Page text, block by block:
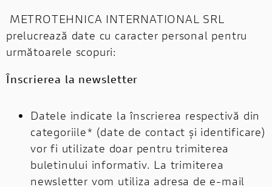
METROTEHNICA INTERNATIONAL SRL
prelucrează date cu caracter personal pentru
următoarele scopuri:
Înscrierea la newsletter
Datele indicate la înscrierea respectivă din
categoriile* (date de contact și identificare)
vor fi utilizate doar pentru trimiterea
buletinului informativ. La trimiterea
newsletter vom utiliza adresa de e-mail